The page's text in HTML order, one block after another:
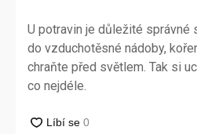
U potravin je důležité správné
do vzduchotěsné nádoby,
chraňte před světlem. Tak si
co nejdéle.